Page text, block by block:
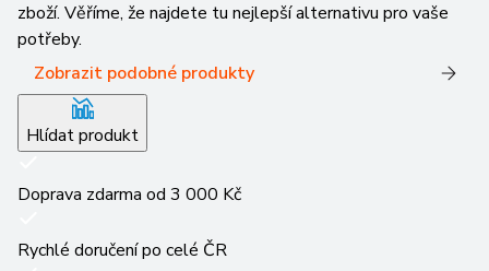
zboží. Věříme, že najdete tu nejlepší alternativu pro vaše
potřeby.
Zobrazit podobné produkty
Hlídat produkt
Doprava zdarma od 3 000 Kč
Rychlé doručení po celé ČR